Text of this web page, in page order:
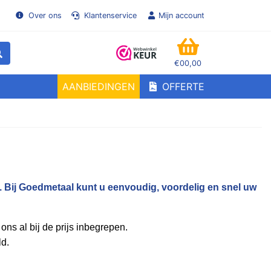
Over ons Klantenservice Mijn account
€00,00
WINKELMANDJE
AANBIEDINGEN
OFFERTE
Goedmetaal kunt u eenvoudig, voordelig en snel uw
al bij de prijs inbegrepen.